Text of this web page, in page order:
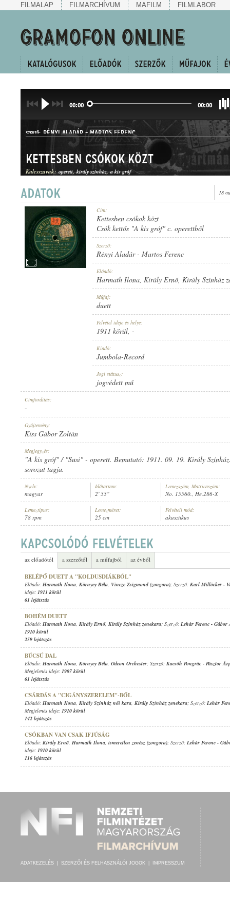
FILMALAP FILMARCHÍVUM MAFILM FILMLABOR
00:00 00:00
ELŐADÓ: KIRÁLY ERNŐ KIRÁLY SZÍNHÁZ ZENEKARA
SZERZŐ: RÉNYI ALADÁR -MARTOS FERENC
DUETT
1911 KÖRÜL
NO. 15560.
Kettesben csókok közt
Kulcsszavak: operett király színház a kis gróf
18
Cím:
Kettesben csókok közt
Csók kettős "A kis gróf" c. operettből
Szerző:
Rényi Aladár- Martos Ferenc
Előadó:
Harmath Ilona, Király Ernő, Király Színház
Műfaj:
duett
Felvétel ideje és helye:
1911 körül, -
Kiadó:
Jumbola-Record
Jogi státusz:
jogvédett mű
Címfordítás:
-
Gyűjtemény:
Kiss Gábor Zoltán
Megjegyzés:
"A kis gróf" / "Susi" - operett. Bemutató: 1911. 09. 19. Király
sorozat tagja.
Nyelv:
magyar
Időtartam:
2' 55"
Lemezszám, Matricaszám:
No. 15560., He.286-X
Lemeztípus:
78 rpm
Lemezméret:
25 cm
Felvételi mód:
akusztikus
az előadótól a szerzőtől a műfajból az évből
BELÉPŐ DUETT A "KOLDUSDIÁKBÓL"
Előadó: Harmath Ilona, Környey Béla, Vincze Zsigmond (zongora); Szerző: Karl Millöcker -
ideje: 1911 körül
61 lejátszás
BOHÉM DUETT
Előadó: Harmath Ilona, Király Ernő, Király Színház zenekara; Szerző: Lehár Ferenc - Gábor
1910 körül
259 lejátszás
BÚCSÚ DAL
Előadó: Harmath Ilona, Környey Béla, Odeon Orchester; Szerző: Kacsóh Pongrác - Pásztor
Megjelenés ideje: 1907 körül
61 lejátszás
CSÁRDÁS A "CIGÁNYSZERELEM"-BŐL
Előadó: Harmath Ilona, Király Színház női kara, Király Színház zenekara; Szerző: Lehár
Megjelenés ideje: 1910 körül
142 lejátszás
CSÓKBAN VAN CSAK IFJÚSÁG
Előadó: Király Ernő, Harmath Ilona, ismeretlen zenész (zongora); Szerző: Lehár Ferenc -
ideje: 1910 körül
116 lejátszás
ADATKEZELÉS SZERZŐI ÉS FELHASZNÁLÓI JOGOK IMPRESSZUM